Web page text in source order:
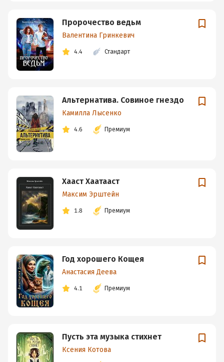
Пророчество ведьм
Валентина Гринкевич
4.4 Стандарт
Альтернатива. Совиное гнездо
Камилла Лысенко
4.6 Премиум
Хааст Хаатааст
Максим Эрштейн
1.8 Премиум
Год хорошего Кощея
Анастасия Деева
4.1 Премиум
Пусть эта музыка стихнет
Ксения Котова